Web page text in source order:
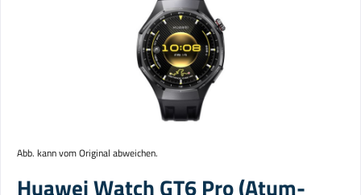
Abb. kann vom Original abweichen.
Huawei Watch GT6 Pro (Atum-